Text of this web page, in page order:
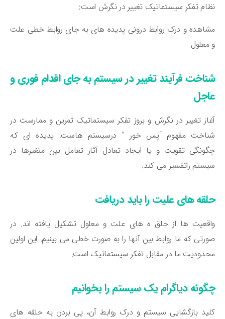
تفکر سیستماتیک تغییر در نگرش است:
و درک روابط درونی پدیده های به جای روابط خطی علت
فرآیند تغییر در سیستم به جای اقدام فوری و
تغییر در نگرش و بروز تفکر سیستماتیک تمرین و ممارست در
مفهوم “پس خور ” درسیستم هاست. پدیده ای که
تقویت و یا ایجاد تعادل آثار تعامل بین متغیرها در
راتفسیر می کند.
های علیت را باید دریافت
ها از حلق ه های علت و معلول تشکیل یافته اند. در
که ما روابط بین آنها را به صورت خطی می بینیم. این اولین
ما در مقابل تفکر سیستماتیک است.
دیاگرام یک سیستم را بخوانیم
بازگشایی سیستم و درک روابط آن، پی بردن به حلقه های